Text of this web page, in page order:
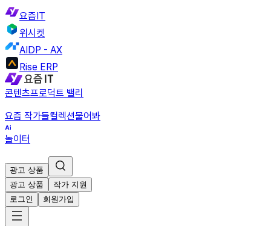
요즘IT
위시켓
AIDP - AX
Rise ERP
콘텐츠프로덕트 밸리
요즘 작가들컬렉션물어봐
놀이터
광고 상품
광고 상품
작가 지원
로그인
회원가입